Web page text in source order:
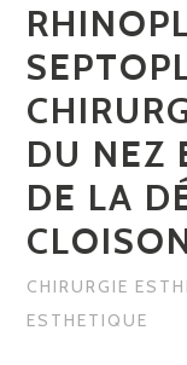
DU NEZ
DE LA
CHIRURGIE
ESTHETIQUE